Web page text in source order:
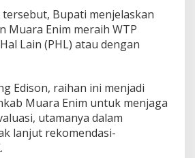
tersebut, Bupati menjelaskan
Muara Enim meraih WTP
Lain (PHL) atau dengan
Edison, raihan ini menjadi
Muara Enim untuk menjaga
utamanya dalam
lanjut rekomendasi-